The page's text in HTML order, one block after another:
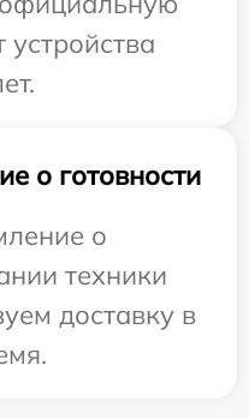
о готовности
о
техники
доставку в